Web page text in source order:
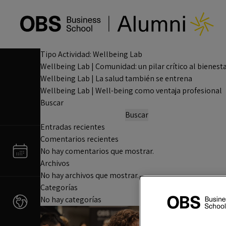
Tipo Actividad:Wellbeing Lab
Wellbeing Lab | Comunidad: un pilar crítico al
Wellbeing Lab | La salud también se entrena
Wellbeing Lab | Well-being como ventaja profesional
Buscar
Buscar
Entradas recientes
Comentarios recientes
No hay comentarios que mostrar.
Archivos
No hay archivos que mostrar.
Categorías
No hay categorías